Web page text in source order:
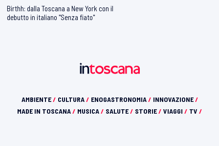
Birthh: dalla Toscana a New York con il
debutto in italiano "Senza fiato"
AMBIENTE/ CULTURA/ ENOGASTRONOMIA/ INNOVAZIONE/
MADE IN TOSCANA/ MUSICA/ SALUTE/ STORIE/ VIAGGI / TV /